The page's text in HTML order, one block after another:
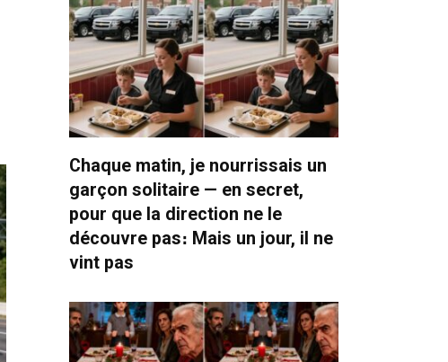
Chaque matin, je nourrissais un
garçon solitaire — en secret,
pour que la direction ne le
découvre pas։ Mais un jour, il ne
vint pas